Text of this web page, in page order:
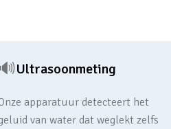
🔊Ultrasoonmeting
apparatuur detecteert het
van water dat weglekt zelfs